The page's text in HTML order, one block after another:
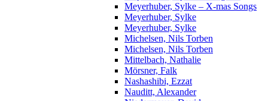
Meyerhuber, Sylke – X-mas Songs
Meyerhuber, Sylke
Meyerhuber, Sylke
Michelsen, Nils Torben
Michelsen, Nils Torben
Mittelbach, Nathalie
Mörsner, Falk
Nashashibi, Ezzat
Nauditt, Alexander